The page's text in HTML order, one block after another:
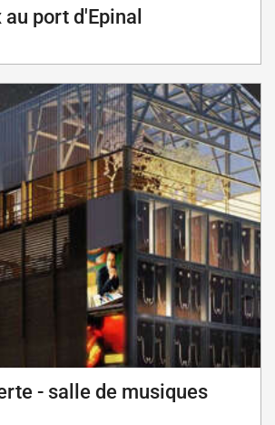
port d'Epinal
- salle de musiques